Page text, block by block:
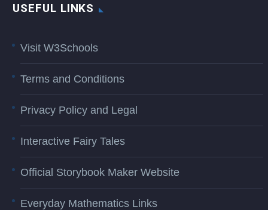
USEFUL LINKS
Visit W3Schools
Terms and Conditions
Privacy Policy and Legal
Interactive Fairy Tales
Official Storybook Maker Website
Everyday Mathematics Links